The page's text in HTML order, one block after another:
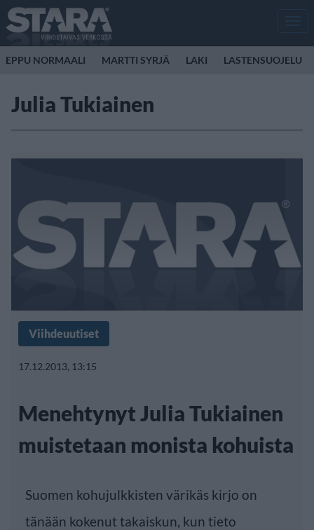
EPPU NORMAALI MARTTI SYRJÄ LAKI LASTENSUOJELU
Julia Tukiainen
Viihdeuutiset
17.12.2013, 13:15
Menehtynyt Julia Tukiainen
muistetaan monista kohuista
Suomen kohujulkkisten värikäs kirjo on
tänään kokenut takaiskun, kun tieto